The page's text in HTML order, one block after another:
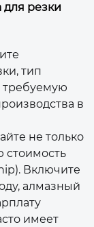
для резки
тип
требуемую
в
не только
стоимость
Включите
алмазный
имеет